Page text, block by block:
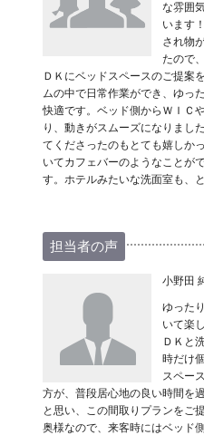
な雰囲
います
され物
たので
ＤＫにベッドスペースのご提案
ムの中で日常作業ができ、ゆっ
快適です。ベッド側からＷＩＣ
り、動きがスムーズになりまし
てくださったのもとても嬉しか
いてカフェバーのようなことが
す。ホテルみたいな洗面室も、
担当者の声
小野田
ゆった
いて楽
ＤＫと
時だけ
スペー
方が、普段居心地の良い時間を
と思い、この間取りプランをご
奥様なので、来客時にはベッド